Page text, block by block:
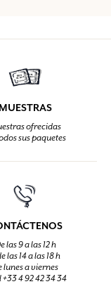
MUESTRAS
ofrecidas
sus paquetes
las 9 a las 12 h
las 14 a las 18 h
lunes a viernes
+33 4 92 42 34 34